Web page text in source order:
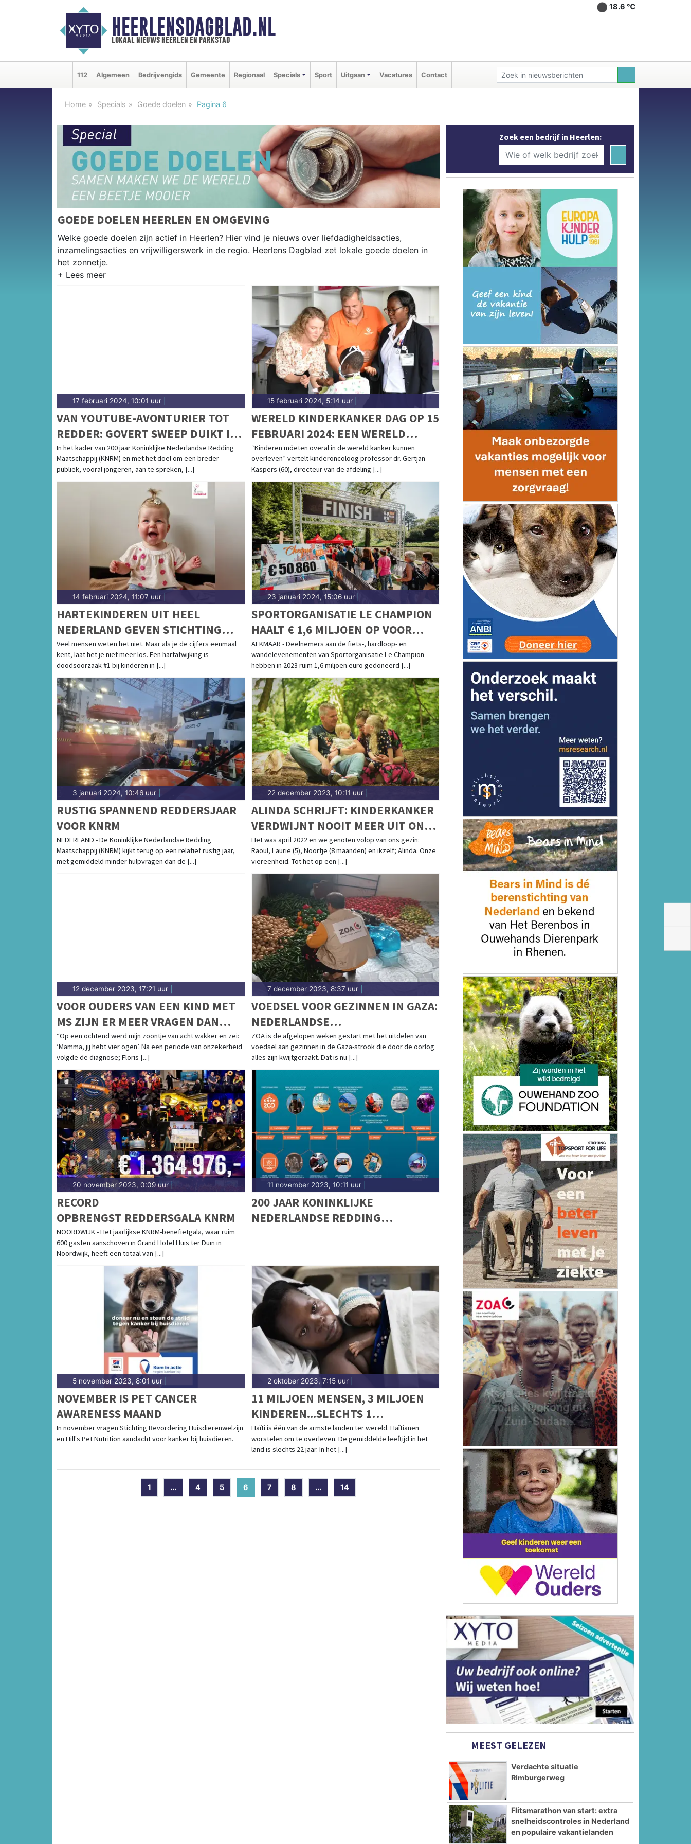
HEERLENSDAGBLAD.NL
lokaal nieuws heerlen en parkstad
18.6 ℃
112 Algemeen Bedrijvengids Gemeente Regionaal Specials Sport Uitgaan Vacatures Contact
Home Specials Goede doelen Pagina 6
GOEDE DOELEN HEERLEN EN OMGEVING
Welke goede doelen zijn actief in Heerlen? Hier vind je nieuws over liefdadigheidsacties,
inzamelingsacties en vrijwilligerswerk in de regio. Heerlens Dagblad zet lokale goede doelen in
het zonnetje.
17 februari 2024, 10:01 uur
VAN YOUTUBE-AVONTURIER TOT
REDDER: GOVERT SWEEP DUIKT IN
DE WERELD VAN JARIGE KNRM
In het kader van 200 jaar Koninklijke Nederlandse Redding
Maatschappij (KNRM) en met het doel om een breder
publiek, vooral jongeren, aan te spreken, [...]
15 februari 2024, 5:14 uur|
WERELD KINDERKANKER DAG OP 15
FEBRUARI 2024: EEN WERELD
ZONDER KINDERKANKER
“Kinderen móeten overal in de wereld kanker kunnen
overleven” vertelt kinderoncoloog professor dr. Gertjan
Kaspers (60), directeur van de afdeling [...]
14 februari 2024, 11:07 uur
HARTEKINDEREN UIT HEEL
NEDERLAND GEVEN STICHTING
HARTEKIND EEN GEZICHT
Veel mensen weten het niet. Maar als je de cijfers eenmaal
kent, laat het je niet meer los. Een hartafwijking is
doodsoorzaak #1 bij kinderen in [...]
23 januari 2024, 15:06 uur|
SPORTORGANISATIE LE CHAMPION
HAALT € 1,6 MILJOEN OP VOOR
GOEDE DOELEN
ALKMAAR - Deelnemers aan de fiets-, hardloop- en
wandelevenementen van Sportorganisatie Le Champion
hebben in 2023 ruim 1,6 miljoen euro gedoneerd [...]
3 januari 2024, 10:46 uur
RUSTIG SPANNEND REDDERSJAAR
VOOR KNRM
NEDERLAND - De Koninklijke Nederlandse Redding
Maatschappij (KNRM) kijkt terug op een relatief rustig jaar,
met gemiddeld minder hulpvragen dan de [...]
22 december 2023, 10:11 uur|
ALINDA SCHRIJFT: KINDERKANKER
VERDWIJNT NOOIT MEER UIT ONS
LEVEN
Het was april 2022 en we genoten volop van ons gezin:
Raoul, Laurie (5), Noortje (8 maanden) en ikzelf; Alinda. Onze
viereenheid. Tot het op een [...]
12 december 2023, 17:21 uur
VOOR OUDERS VAN EEN KIND MET
MS ZIJN ER MEER VRAGEN DAN
ANTWOORDEN
“Op een ochtend werd mijn zoontje van acht wakker en zei:
‘Mamma, jij hebt vier ogen’. Na een periode van onzekerheid
volgde de diagnose; Floris [...]
7 december 2023, 8:37 uur|
VOEDSEL VOOR GEZINNEN IN GAZA:
NEDERLANDSE
NOODHULPORGANISATIE ZOA
GESTART IN OORLOGSGEBIED
ZOA is de afgelopen weken gestart met het uitdelen van
voedsel aan gezinnen in de Gaza-strook die door de oorlog
alles zijn kwijtgeraakt. Dat is nu [...]
20 november 2023, 0:09 uur
RECORD
OPBRENGST REDDERSGALA KNRM
NOORDWIJK - Het jaarlijkse KNRM-benefietgala, waar ruim
600 gasten aanschoven in Grand Hotel Huis ter Duin in
Noordwijk, heeft een totaal van [...]
11 november 2023, 10:11 uur|
200 JAAR KONINKLIJKE
NEDERLANDSE REDDING
HYPERMODERNE SCHEPEN
5 november 2023, 8:01 uur
NOVEMBER IS PET CANCER
AWARENESS MAAND
In november vragen Stichting Bevordering Huisdierenwelzijn
en Hill's Pet Nutrition aandacht voor kanker bij huisdieren.
2 oktober 2023, 7:15 uur|
11 MILJOEN MENSEN, 3 MILJOEN
KINDEREN...SLECHTS 1
KINDERZIEKENHUIS
Haïti is één van de armste landen ter wereld. Haïtianen
worstelen om te overleven. De gemiddelde leeftijd in het
land is slechts 22 jaar. In het [...]
1 ... 4 5 6 (current)
7 8 ... 14
Zoek een bedrijf in Heerlen:
MEEST GELEZEN
Verdachte situatie
Rimburgerweg
Flitsmarathon van start: extra
snelheidscontroles in Nederland
en populaire vakantielanden